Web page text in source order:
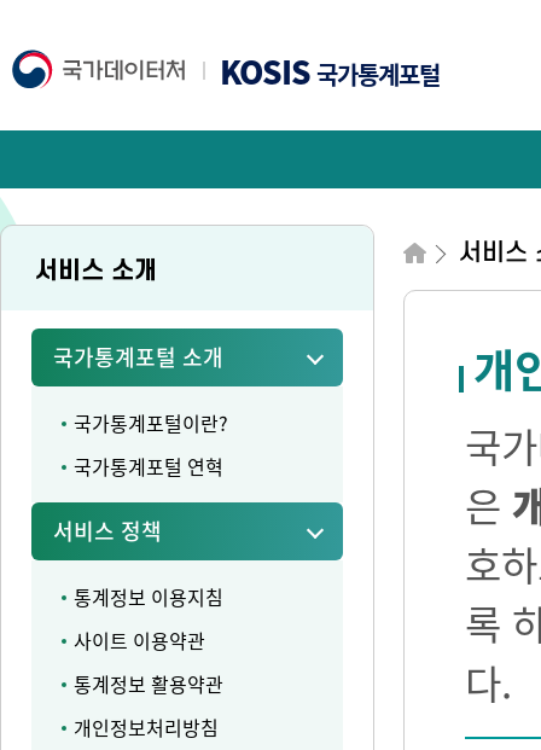
KOSIS국가통계포털
서비스 소개
국가통계포털 소개
국가통계포털이란?
국가통계포털 연혁
서비스 정책
통계정보 이용지침
사이트 이용약관
통계정보 활용약관
개인정보처리방침
서비스
개
국
은
호
록
다.